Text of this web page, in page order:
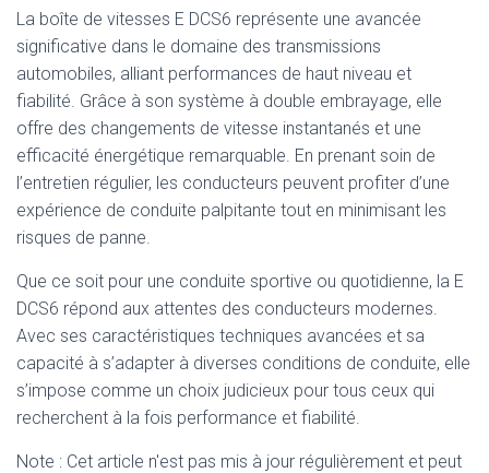
La boîte de vitesses E DCS6 représente une avancée
significative dans le domaine des transmissions
automobiles, alliant performances de haut niveau et
fiabilité. Grâce à son système à double embrayage, elle
offre des changements de vitesse instantanés et une
efficacité énergétique remarquable. En prenant soin de
l’entretien régulier, les conducteurs peuvent profiter d’une
expérience de conduite palpitante tout en minimisant les
risques de panne.
Que ce soit pour une conduite sportive ou quotidienne, la E
DCS6 répond aux attentes des conducteurs modernes.
Avec ses caractéristiques techniques avancées et sa
capacité à s’adapter à diverses conditions de conduite, elle
s’impose comme un choix judicieux pour tous ceux qui
recherchent à la fois performance et fiabilité.
Note : Cet article n'est pas mis à jour régulièrement et peut